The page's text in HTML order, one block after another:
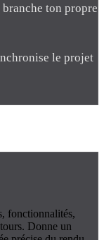
ton propre
le projet
fonctionnalités,
Donne un